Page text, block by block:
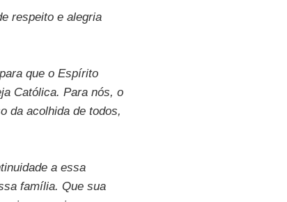
respeito e alegria
que o Espírito
Católica. Para nós, o
da acolhida de todos,
a essa
família. Que sua